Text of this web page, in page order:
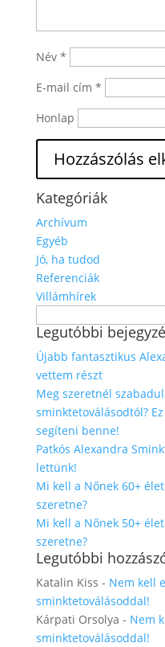
Név *
E-mail cím *
Honlap
Kategóriák
Archívum
Egyéb
Jó, ha tudod
Referenciák
Villámhírek
Legutóbbi
Újabb fantasztikus
vettem részt
Meg szeretnél
sminktetoválásodtól?
segíteni benne!
Patkós Alexandra
lettünk!
Mi kell a Nőnek 60+
szeretne?
Mi kell a Nőnek 50+
szeretne?
Legutóbbi
Katalin Kiss - Nem kell
sminktetoválásoddal!
Kárpati Orsolya - Nem
sminktetoválásoddal!